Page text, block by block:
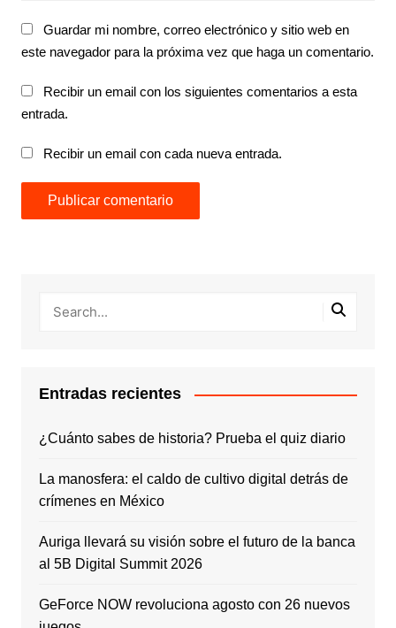
Guardar mi nombre, correo electrónico y sitio web en
este navegador para la próxima vez que haga un comentario.
Recibir un email con los siguientes comentarios a esta
entrada.
Recibir un email con cada nueva entrada.
Entradas recientes
¿Cuánto sabes de historia? Prueba el quiz diario
La manosfera: el caldo de cultivo digital detrás de
crímenes en México
Auriga llevará su visión sobre el futuro de la banca
al 5B Digital Summit 2026
GeForce NOW revoluciona agosto con 26 nuevos